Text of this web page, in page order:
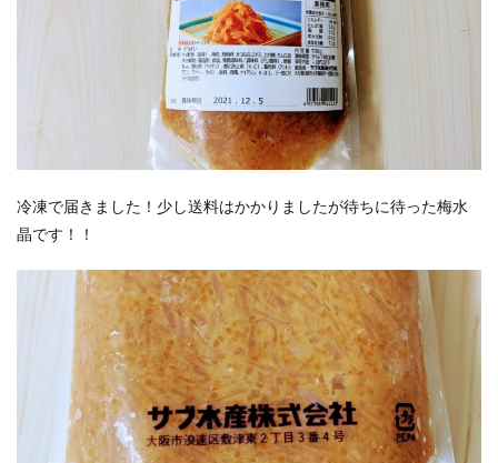
冷凍で届きました！少し送料はかかりましたが待ちに待った梅水
晶です！！